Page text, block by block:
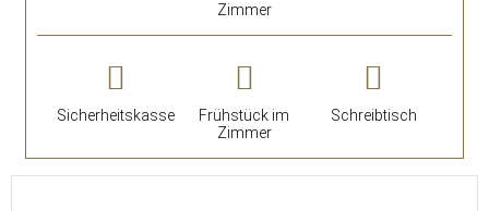
Zimmer
Sicherheitskasse
Frühstück im
Zimmer
Schreibtisch